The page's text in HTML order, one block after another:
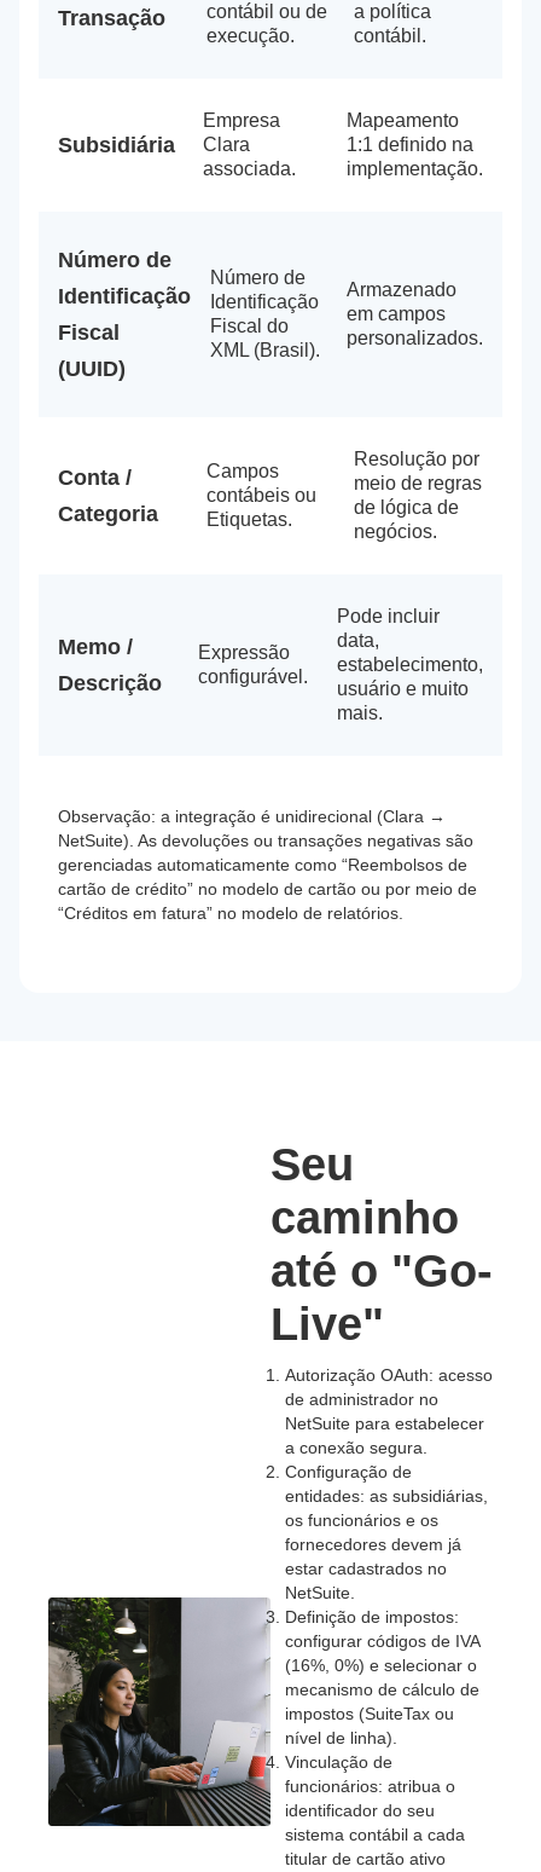
Transação
contábil ou de
execução.
a política
contábil.
Subsidiária
Empresa
Clara
associada.
Mapeamento
1:1 definido na
implementação.
Número de
Identificação
Fiscal
(UUID)
Número de
Identificação
Fiscal do
XML (Brasil).
Armazenado
em campos
personalizados.
Conta /
Categoria
Campos
contábeis ou
Etiquetas.
Resolução por
meio de regras
de lógica de
negócios.
Memo /
Descrição
Expressão
configurável.
Pode incluir
data,
estabelecimento,
usuário e muito
mais.
Observação: a integração é unidirecional (Clara →
NetSuite). As devoluções ou transações negativas são
gerenciadas automaticamente como “Reembolsos de
cartão de crédito” no modelo de cartão ou por meio de
“Créditos em fatura” no modelo de relatórios.
Seu
caminho
até o "Go-
Live"
Autorização OAuth: acesso
de administrador no
NetSuite para estabelecer
a conexão segura.
Configuração de
entidades: as subsidiárias,
os funcionários e os
fornecedores devem já
estar cadastrados no
NetSuite.
Definição de impostos:
configurar códigos de IVA
(16%, 0%) e selecionar o
mecanismo de cálculo de
impostos (SuiteTax ou
nível de linha).
Vinculação de
funcionários: atribua o
identificador do seu
sistema contábil a cada
titular de cartão ativo